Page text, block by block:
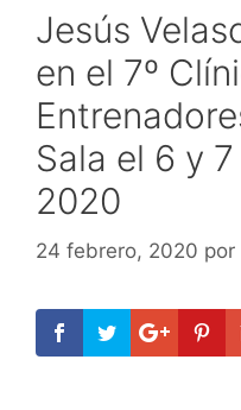
Jesús
en el 7º
Sala el 6 y
2020
24 febrero, 2020 por